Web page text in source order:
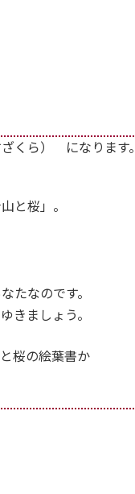
くら）
になります。
と桜」。
たなのです。
きましょう。
桜の絵葉書か